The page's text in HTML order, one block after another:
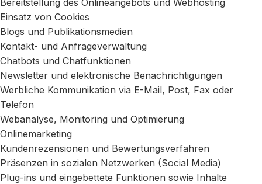
Bereitstellung des Onlineangebots und Webhosting
Einsatz von Cookies
Blogs und Publikationsmedien
Kontakt- und Anfrageverwaltung
Chatbots und Chatfunktionen
Newsletter und elektronische Benachrichtigungen
Werbliche Kommunikation via E-Mail, Post, Fax oder
Telefon
Webanalyse, Monitoring und Optimierung
Onlinemarketing
Kundenrezensionen und Bewertungsverfahren
Präsenzen in sozialen Netzwerken (Social Media)
Plug-ins und eingebettete Funktionen sowie Inhalte